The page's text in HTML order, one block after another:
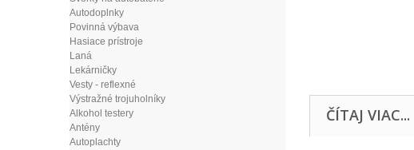
Autodoplnky
Povinná výbava
Hasiace prístroje
Laná
Lekárničky
Vesty - reflexné
Výstražné trojuholníky
Alkohol testery
Antény
Autoplachty
ČÍTAJ VIAC...